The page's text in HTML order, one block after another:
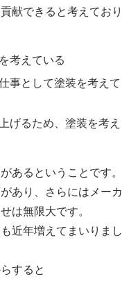
献できると考えており
考えている
事として塗装を考えて
げるため、塗装を考え
あるということです。
あり、さらにはメーカ
は無限大です。
近年増えてまいりまし
すると